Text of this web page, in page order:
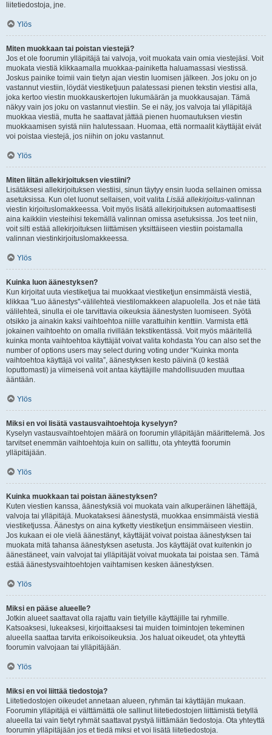
liitetiedostoja, jne.
Ylös
Miten muokkaan tai poistan viestejä?
Jos et ole foorumin ylläpitäjä tai valvoja, voit muokata vain omia viestejäsi. Voit
muokata viestiä klikkaamalla muokkaa-painiketta haluamassasi viestissä.
Joskus painike toimii vain tietyn ajan viestin luomisen jälkeen. Jos joku on jo
vastannut viestiin, löydät viestiketjuun palatessasi pienen tekstin viestisi alla,
joka kertoo viestin muokkauskertojen lukumäärän ja muokkausajan. Tämä
näkyy vain jos joku on vastannut viestiin. Se ei näy, jos valvoja tai ylläpitäjä
muokkaa viestiä, mutta he saattavat jättää pienen huomautuksen viestin
muokkaamisen syistä niin halutessaan. Huomaa, että normaalit käyttäjät eivät
voi poistaa viestejä, jos niihin on joku vastannut.
Ylös
Miten liitän allekirjoituksen viestiini?
Lisätäksesi allekirjoituksen viestiisi, sinun täytyy ensin luoda sellainen omissa
asetuksissa. Kun olet luonut sellaisen, voit valita Lisää allekirjoitus-valinnan
viestin kirjoituslomakkeessa. Voit myös lisätä allekirjoituksen automaattisesti
aina kaikkiin viesteihisi tekemällä valinnan omissa asetuksissa. Jos teet niin,
voit silti estää allekirjoituksen liittämisen yksittäiseen viestiin poistamalla
valinnan viestinkirjoituslomakkeessa.
Ylös
Kuinka luon äänestyksen?
Kun kirjoitat uuta viestiketjua tai muokkaat viestiketjun ensimmäistä viestiä,
klikkaa "Luo äänestys"-välilehteä viestilomakkeen alapuolella. Jos et näe tätä
välilehteä, sinulla ei ole tarvittavia oikeuksia äänestysten luomiseen. Syötä
otsikko ja ainakin kaksi vaihtoehtoa niille varattuihin kenttiin. Varmista että
jokainen vaihtoehto on omalla rivillään tekstikentässä. Voit myös määritellä
kuinka monta vaihtoehtoa käyttäjät voivat valita kohdasta You can also set the
number of options users may select during voting under “Kuinka monta
vaihtoehtoa käyttäjä voi valita”, äänestyksen kesto päivinä (0 kestää
loputtomasti) ja viimeisenä voit antaa käyttäjille mahdollisuuden muuttaa
ääntään.
Ylös
Miksi en voi lisätä vastausvaihtoehtoja kyselyyn?
Kyselyn vastausvaihtoehtojen määrä on foorumin ylläpitäjän määrittelemä. Jos
tarvitset enemmän vaihtoehtoja kuin on sallittu, ota yhteyttä foorumin
ylläpitäjään.
Ylös
Kuinka muokkaan tai poistan äänestyksen?
Kuten viestien kanssa, äänestyksiä voi muokata vain alkuperäinen lähettäjä,
valvoja tai ylläpitäjä. Muokataksesi äänestystä, muokkaa ensimmäistä viestiä
viestiketjussa. Äänestys on aina kytketty viestiketjun ensimmäiseen viestiin.
Jos kukaan ei ole vielä äänestänyt, käyttäjät voivat poistaa äänestyksen tai
muokata mitä tahansa äänestyksen asetusta. Jos käyttäjät ovat kuitenkin jo
äänestäneet, vain valvojat tai ylläpitäjät voivat muokata tai poistaa sen. Tämä
estää äänestysvaihtoehtojen vaihtamisen kesken äänestyksen.
Ylös
Miksi en pääse alueelle?
Jotkin alueet saattavat olla rajattu vain tietyille käyttäjille tai ryhmille.
Katsoaksesi, lukeaksesi, kirjoittaaksesi tai muiden toimintojen tekeminen
alueella saattaa tarvita erikoisoikeuksia. Jos haluat oikeudet, ota yhteyttä
foorumin valvojaan tai ylläpitäjään.
Ylös
Miksi en voi liittää tiedostoja?
Liitetiedostojen oikeudet annetaan alueen, ryhmän tai käyttäjän mukaan.
Foorumin ylläpitäjä ei välttämättä ole sallinut liitetiedostojen liittämistä tietyllä
alueella tai vain tietyt ryhmät saattavat pystyä liittämään tiedostoja. Ota yhteyttä
foorumin ylläpitäjään jos et tiedä miksi et voi lisätä liitetiedostoja.